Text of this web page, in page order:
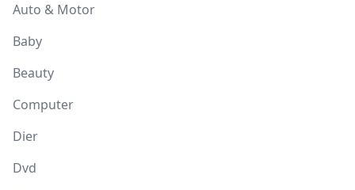
Auto & Motor
Baby
Beauty
Computer
Dier
Dvd